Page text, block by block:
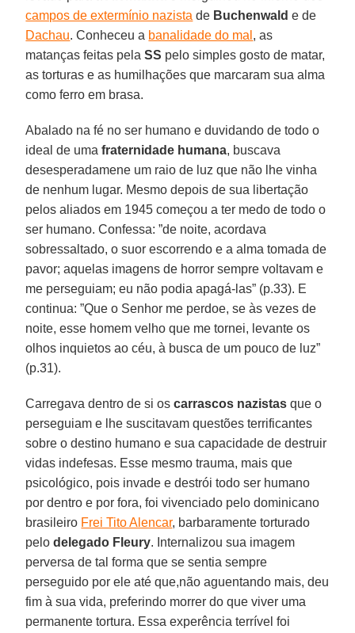
campos de extermínio nazista de Buchenwald e de
Dachau. Conheceu a banalidade do mal , as
matanças feitas pelaSS pelo simples gosto de matar,
as torturas e as humilhações que marcaram sua alma
como ferro em brasa.
Abalado na fé no ser humano e duvidando de todo o
ideal de umafraternidade humana, buscava
desesperadamene um raio de luz que não lhe vinha
de nenhum lugar. Mesmo depois de sua libertação
pelos aliados em 1945 começou a ter medo de todo o
ser humano. Confessa: ”de noite, acordava
sobressaltado, o suor escorrendo e a alma tomada de
pavor; aquelas imagens de horror sempre voltavam e
me perseguiam; eu não podia apagá-las” (p.33). E
continua: ”Que o Senhor me perdoe, se às vezes de
noite, esse homem velho que me tornei, levante os
olhos inquietos ao céu, à busca de um pouco de luz”
(p.31).
Carregava dentro de si oscarrascos nazistas que o
perseguiam e lhe suscitavam questões terrificantes
sobre o destino humano e sua capacidade de destruir
vidas indefesas. Esse mesmo trauma, mais que
psicológico, pois invade e destrói todo ser humano
por dentro e por fora, foi vivenciado pelo dominicano
brasileiro Frei Tito Alencar, barbaramente torturado
pelodelegado Fleury. Internalizou sua imagem
perversa de tal forma que se sentia sempre
perseguido por ele até que,não aguentando mais, deu
fim à sua vida, preferindo morrer do que viver uma
permanente tortura. Essa experência terrível foi